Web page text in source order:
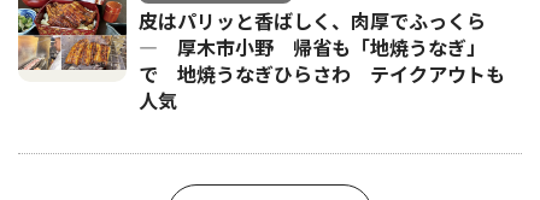
皮はパリッと香ばしく、肉厚でふっくら
― 厚木市小野 帰省も「地焼うなぎ」
で 地焼うなぎひらさわ テイクアウトも
人気